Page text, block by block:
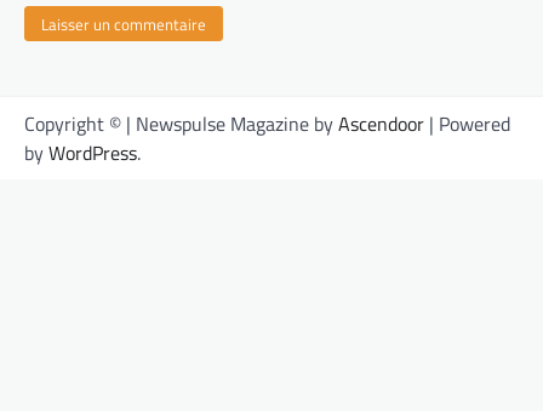
Copyright © | Newspulse Magazine byAscendoor | Powered
byWordPress.